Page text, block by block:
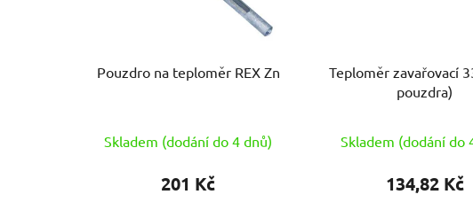
Pouzdro na teploměr REX Zn
Skladem (dodání do 4 dnů)
201 Kč
Teploměr zavařovací 33cm (do
pouzdra)
Skladem (dodání do
134,82 Kč